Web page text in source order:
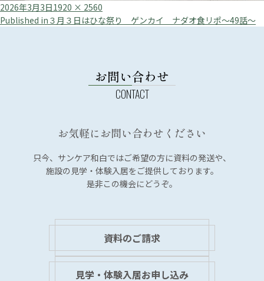
Posted
on
2026年3月3日Full
size
1920 × 2560
投
Published in ３月３日はひな祭り ゲンカイ ナダオ食リポ～49話～
お問い合わせ
お気軽にお問い合わせください
只今、サンケア和白ではご希望の方に資料の発送や、
施設の見学・体験入居をご提供しております。
是非この機会にどうぞ。
資料のご請求
見学・体験入居お申し込み